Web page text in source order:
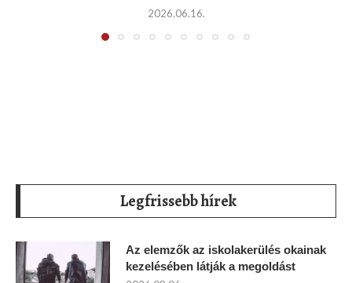
2026.06.16.
Legfrissebb hírek
Az elemzők az iskolakerülés okainak
kezelésében látják a megoldást